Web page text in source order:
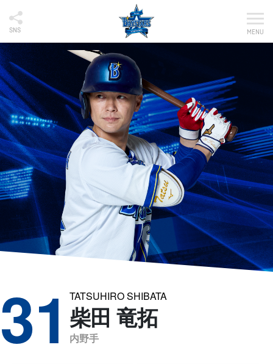
SNS MENU
31 TATSUHIRO SHIBATA
柴田 竜拓
内野手